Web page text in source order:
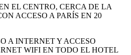
EL CENTRO, CERCA DE LA
ACCESO A PARÍS EN 20
A INTERNET Y ACCESO
WIFI EN TODO EL HOTEL